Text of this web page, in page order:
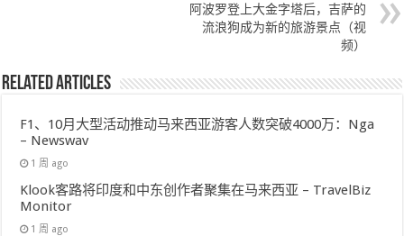
阿波罗登上大金字塔后，吉萨的
流浪狗成为新的旅游景点（视
频）
Related Articles
F1、10月大型活动推动马来西亚游客人数突破4000万：Nga
– Newswav
1 周 ago
Klook客路将印度和中东创作者聚集在马来西亚 – TravelBiz
Monitor
1 周 ago